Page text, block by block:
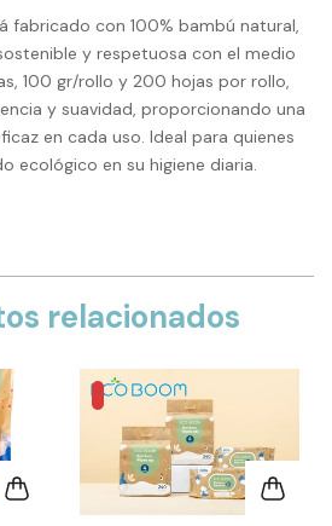
fabricado con 100% bambú natural,
y respetuosa con el medio
100 gr/rollo y 200 hojas por rollo,
y suavidad, proporcionando una
en cada uso. Ideal para quienes
ecológico en su higiene diaria.
relacionados